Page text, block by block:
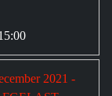
2021 -